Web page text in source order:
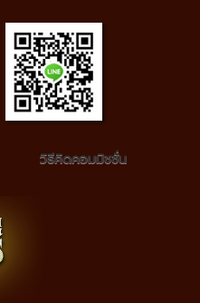
วิธีคิดคอมมิชชั่น